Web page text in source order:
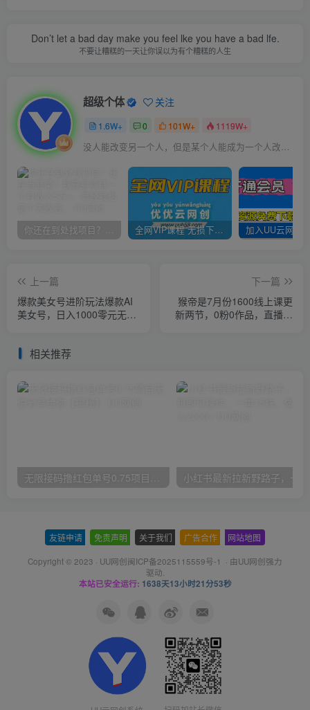
Don’t let a bad day make you feel lke you have a bad lfe.
不要让糟糕的一天让你误以为有个糟糕的人生
超级个体 关注
1.6W+ 0 101W+ 1119W+
没人能改变另一个人，但是某个人能成为一个人改变的原因
你还在到处找项目？还在当韭菜？我靠卖项目一个月收入5万+，曾经我也是个失败者。 全网VIP课程 无损下载~
上一篇
爆款美女号进阶玩法爆款AI
美女号，日入1000零元无成
下一篇
猴帝是7月份1600线上课更
新两节，0粉0作品，直播起
相关推荐
无限接码撸红包单号0.75项目无偿分享给你【揭秘】
友链申请 免责声明 关于我们 广告合作 网站地图
Copyright © 2023 · UU网创闽ICP备2025115559号-1 · 由UU网创强力
驱动.
本站已安全运行: 1638天13小时21分53秒